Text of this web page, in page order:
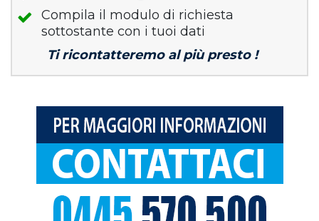
Compila il modulo di richiesta
sottostante con i tuoi dati
Ti ricontatteremo al più presto !